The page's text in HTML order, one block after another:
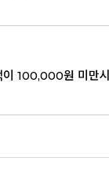
이 100,000원 미만